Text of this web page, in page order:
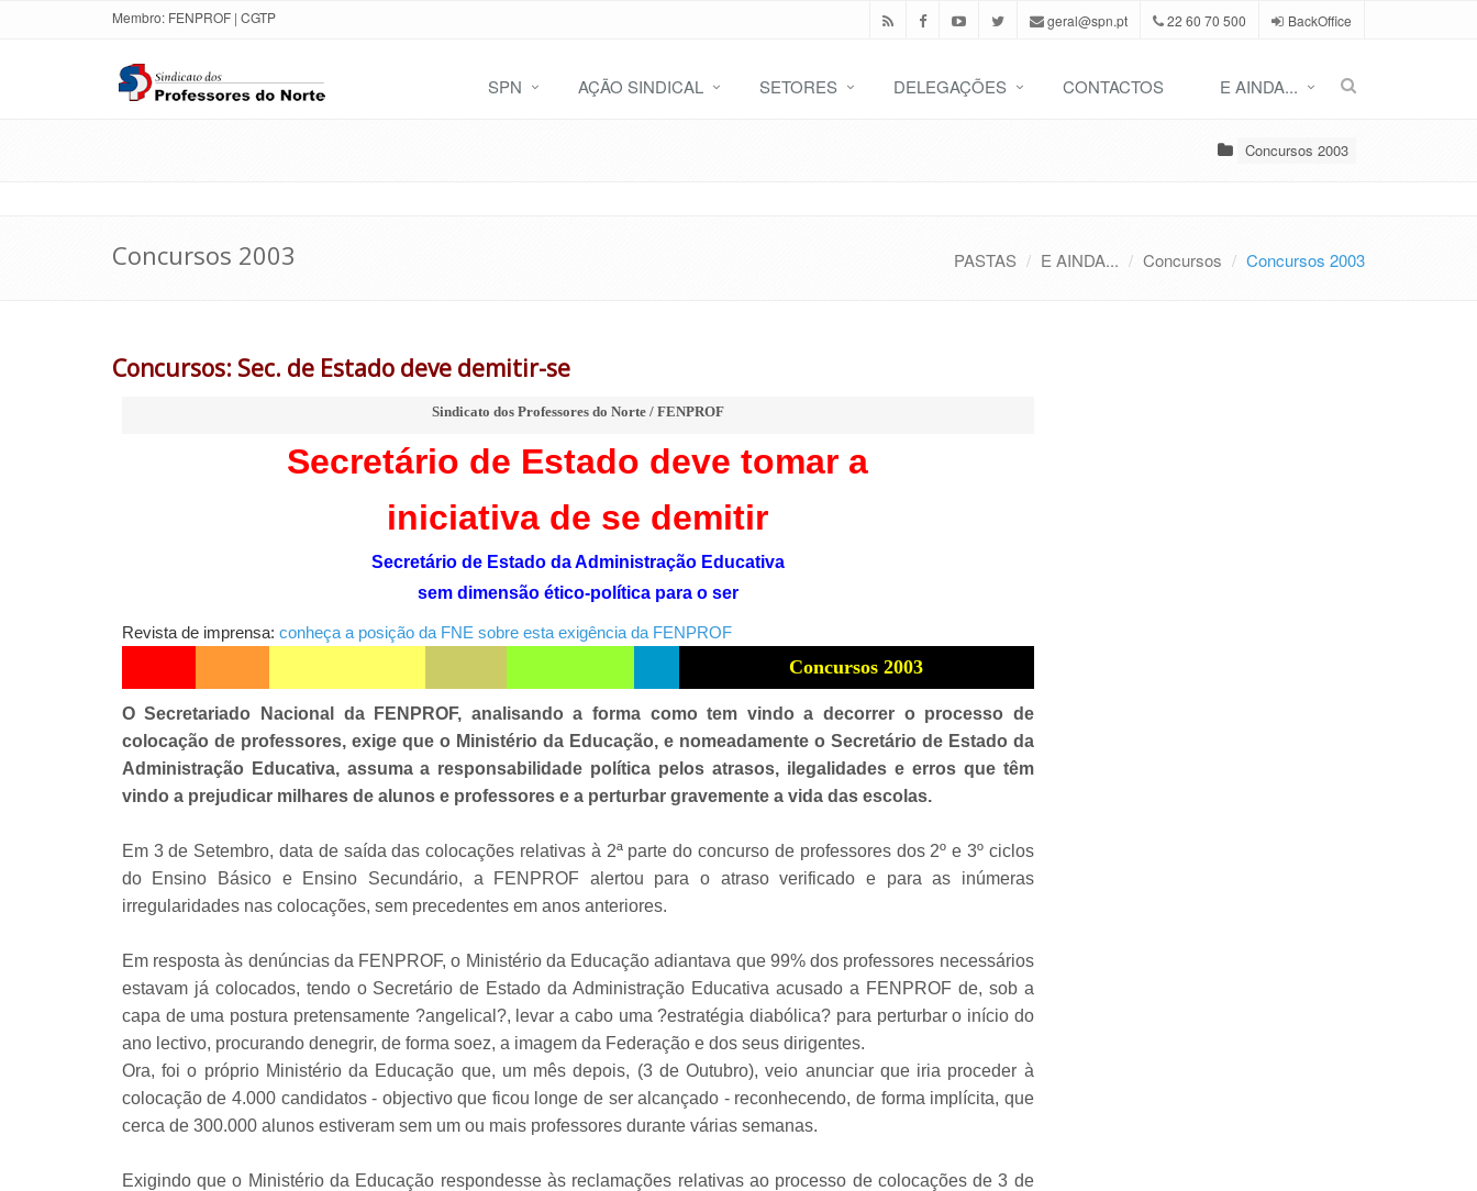
Membro: FENPROF | CGTP geral@spn.pt 22 60 70 500 BackOffice
SPN AÇÃO SINDICAL SETORES DELEGAÇÕES CONTACTOS E AINDA...
Concursos 2003
Concursos 2003 PASTAS E AINDA... Concursos Concursos 2003
Concursos: Sec. de Estado deve demitir-se
Sindicato dos Professores do Norte / FENPROF
Secretário de Estado deve tomar a
iniciativa de se demitir
Secretário de Estado da Administração Educativa
sem dimensão ético-política para o ser
Revista de imprensa: conheça a posição da FNE sobre esta exigência da FENPROF
Concursos 2003
O Secretariado Nacional da FENPROF, analisando a forma como tem vindo a decorrer o processo de
colocação de professores, exige que o Ministério da Educação, e nomeadamente o Secretário de Estado da
Administração Educativa, assuma a responsabilidade política pelos atrasos, ilegalidades e erros que têm
vindo a prejudicar milhares de alunos e professores e a perturbar gravemente a vida das escolas.
Em 3 de Setembro, data de saída das colocações relativas à 2ª parte do concurso de professores dos 2º e 3º ciclos
do Ensino Básico e Ensino Secundário, a FENPROF alertou para o atraso verificado e para as inúmeras
irregularidades nas colocações, sem precedentes em anos anteriores.
Em resposta às denúncias da FENPROF, o Ministério da Educação adiantava que 99% dos professores necessários
estavam já colocados, tendo o Secretário de Estado da Administração Educativa acusado a FENPROF de, sob a
capa de uma postura pretensamente ?angelical?, levar a cabo uma ?estratégia diabólica? para perturbar o início do
ano lectivo, procurando denegrir, de forma soez, a imagem da Federação e dos seus dirigentes.
Ora, foi o próprio Ministério da Educação que, um mês depois, (3 de Outubro), veio anunciar que iria proceder à
colocação de 4.000 candidatos - objectivo que ficou longe de ser alcançado - reconhecendo, de forma implícita, que
cerca de 300.000 alunos estiveram sem um ou mais professores durante várias semanas.
Exigindo que o Ministério da Educação respondesse às reclamações relativas ao processo de colocações de 3 de